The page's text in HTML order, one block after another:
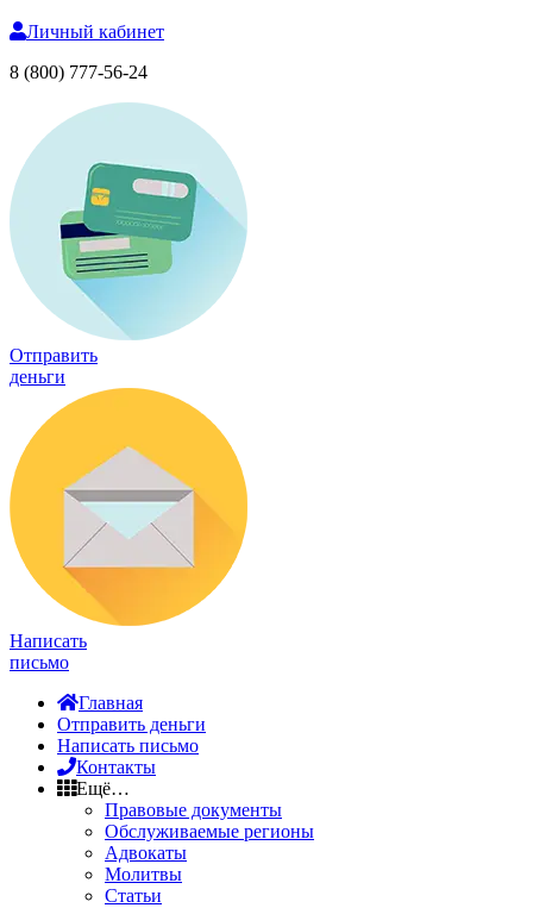
Личный кабинет
8 (800) 777-56-24
Отправить
деньги
Написать
письмо
Главная
Отправить деньги
Написать письмо
Контакты
Ещё…
Правовые документы
Обслуживаемые регионы
Адвокаты
Молитвы
Статьи